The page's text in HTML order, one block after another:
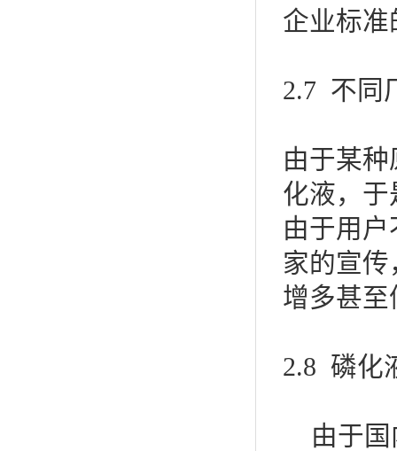
企业标
2.7 不同
由于某
化液，
由于用
家的宣
增多甚
2.8 磷化
由于国